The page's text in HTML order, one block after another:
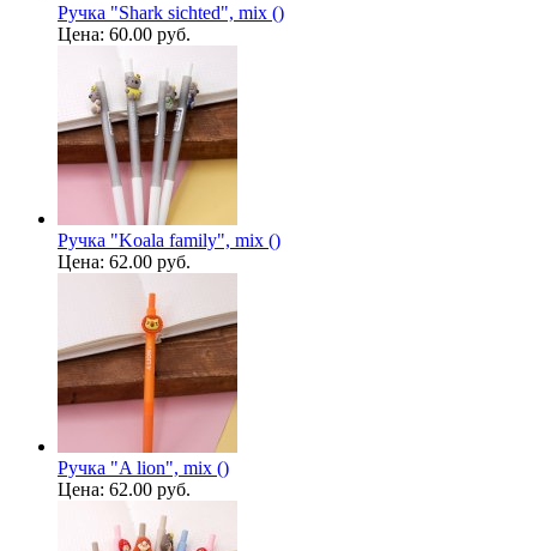
Ручка "Shark sichted", mix ()
Цена: 60.00 руб.
Ручка "Koala family", mix ()
Цена: 62.00 руб.
Ручка "A lion", mix ()
Цена: 62.00 руб.